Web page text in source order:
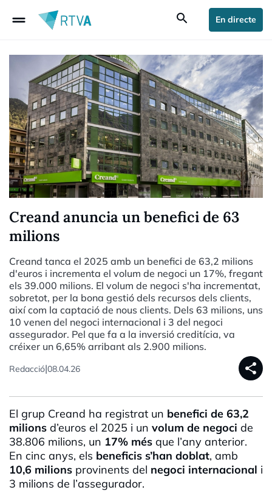
drag_handle search En directe
Creand anuncia un benefici de 63
milions
Creand tanca el 2025 amb un benefici de 63,2 milions
d'euros i incrementa el volum de negoci un 17%, fregant
els 39.000 milions. El volum de negoci s'ha incrementat,
sobretot, per la bona gestió dels recursos dels clients,
així com la captació de nous clients. Dels 63 milions, uns
10 venen del negoci internacional i 3 del negoci
assegurador. Pel que fa a la inversió creditícia, va
créixer un 6,65% arribant als 2.900 milions.
Redacció|08.04.26 share
El grup Creand ha registrat un benefici de 63,2
milions d’euros el 2025 i un volum de negoci de
38.806 milions, un 17% més que l’any anterior.
En cinc anys, els beneficis s’han doblat, amb
10,6 milions provinents del negoci internacional i
3 milions de l’assegurador.